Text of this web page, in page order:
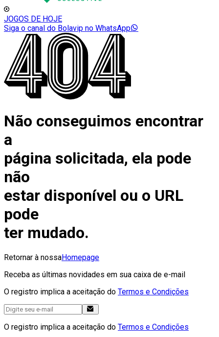
JOGOS DE HOJE
Siga o canal do Bolavip no WhatsApp
Não conseguimos encontrar
a
página solicitada, ela pode
não
estar disponível ou o URL
pode
ter mudado.
Retornar à nossaHomepage
Receba as últimas novidades em sua caixa de e-mail
O registro implica a aceitação do Termos e Condições
O registro implica a aceitação do Termos e Condições